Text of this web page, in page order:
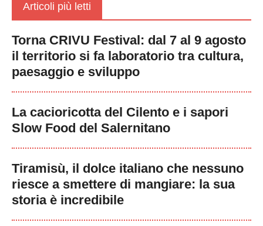
Articoli più letti
Torna CRIVU Festival: dal 7 al 9 agosto
il territorio si fa laboratorio tra cultura,
paesaggio e sviluppo
La cacioricotta del Cilento e i sapori
Slow Food del Salernitano
Tiramisù, il dolce italiano che nessuno
riesce a smettere di mangiare: la sua
storia è incredibile